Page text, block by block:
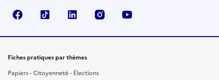
FacebookTikTok LinkedIn Instagram
Fiches pratiques par thèmes
Papiers - Citoyenneté - Élections